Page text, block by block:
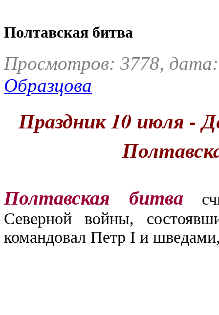
Полтавская битва
Просмотров: 3778,
Образцова
Праздник 10 июля -
Полтавская битва
Северной войны,
командовал Петр I и